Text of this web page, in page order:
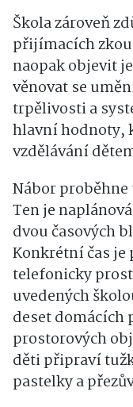
Škola zároveň
přijímacích
naopak objevit
věnovat se
trpělivosti a
hlavní hodnoty,
vzdělávání
Nábor
Ten je
dvou časových
Konkrétní čas
telefonicky
uvedených
deset
prostorových
děti připraví
pastelky a